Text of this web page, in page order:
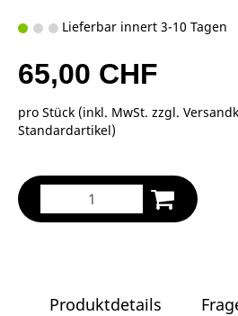
Lieferbar innert 3-10 Tagen
65,00 CHF
pro Stück (inkl. MwSt. zzgl.
Standardartikel)
Produktdetails